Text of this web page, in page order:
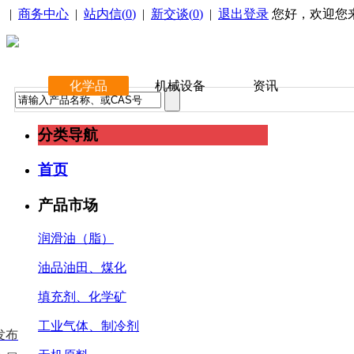
| 商务中心 | 站内信(0) | 新交谈(0) | 退出登录 您好，欢迎您
化学品 机械设备 资讯
分类导航
首页
产品市场
润滑油（脂）
油品油田、煤化
填充剂、化学矿
工业气体、制冷剂
布